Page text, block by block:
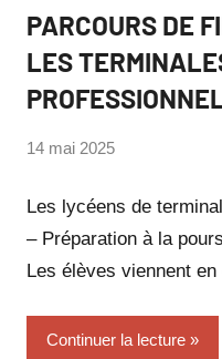
PARCOURS DE
LES
par
SUCH
14 mai 2025
Les lycéens de
– Préparation à la
Les élèves viennent
Continuer la lecture